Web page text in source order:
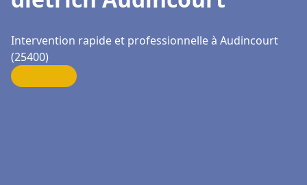
Intervention rapide et professionnelle à Audincourt
(25400)